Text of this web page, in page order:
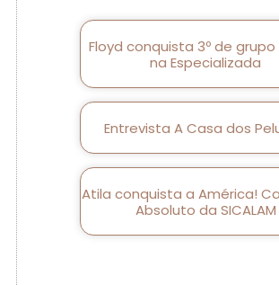
Floyd conquista 3º de
na Especializada
Entrevista A Casa dos
Atila conquista a América!
Absoluto da SICALAM